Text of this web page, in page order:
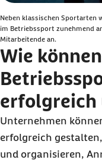
Neben klassischen Sportarten
im Betriebssport zunehmend
Mitarbeitende an.
Wie
erfolgreich
Unternehmen
erfolgreich
und organisieren,